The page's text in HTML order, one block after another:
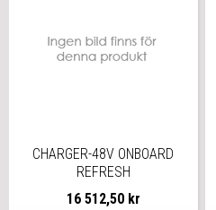
CHARGER-48V ONBOARD
REFRESH
16 512,50 kr